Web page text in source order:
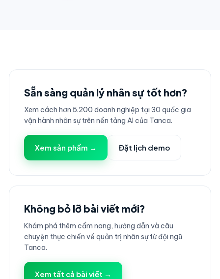
Sẵn sàng quản lý nhân sự tốt hơn?
Xem cách hơn 5.200 doanh nghiệp tại 30 quốc gia
vận hành nhân sự trên nền tảng AI của Tanca.
Xem sản phẩm → Đặt lịch demo
Không bỏ lỡ bài viết mới?
Khám phá thêm cẩm nang, hướng dẫn và câu
chuyện thực chiến về quản trị nhân sự từ đội ngũ
Tanca.
Xem tất cả bài viết →